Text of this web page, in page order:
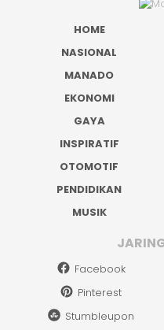
HOME
NASIONAL
MANADO
EKONOMI
GAYA
INSPIRATIF
OTOMOTIF
PENDIDIKAN
MUSIK
Facebook
Pinterest
Stumbleupon